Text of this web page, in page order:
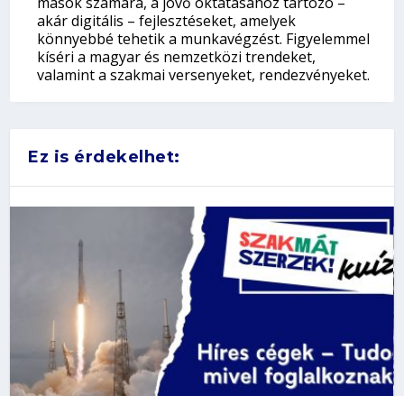
akár digitális – fejlesztéseket, amelyek
könnyebbé tehetik a munkavégzést. Figyelemmel
kíséri a magyar és nemzetközi trendeket,
valamint a szakmai versenyeket, rendezvényeket.
Ez is érdekelhet: